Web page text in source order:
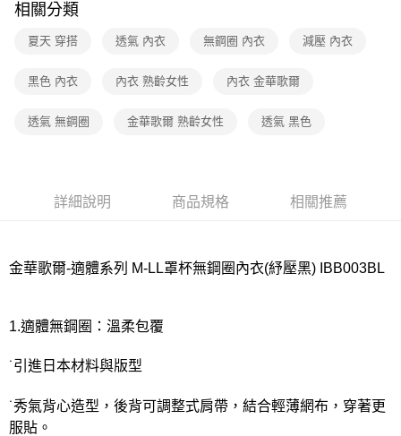
每筆NT$80，滿NT$1,000(含以上)免運費
宅配
付款後門市自取
相關分類
夏天 穿搭 透氣 內衣 無鋼圈 內衣 減壓 內衣
黑色 內衣 內衣 熟齡女性 內衣 金華歌爾
透氣 無鋼圈 金華歌爾 熟齡女性 透氣 黑色
詳細說明 商品規格 相關推薦
金華歌爾-適體系列 M-LL罩杯無鋼圈內衣(紓壓黑) IBB003BL
1.適體無鋼圈：溫柔包覆
˙引進日本材料與版型
˙秀氣背心造型，後背可調整式肩帶，結合輕薄網布，穿著更
服貼。